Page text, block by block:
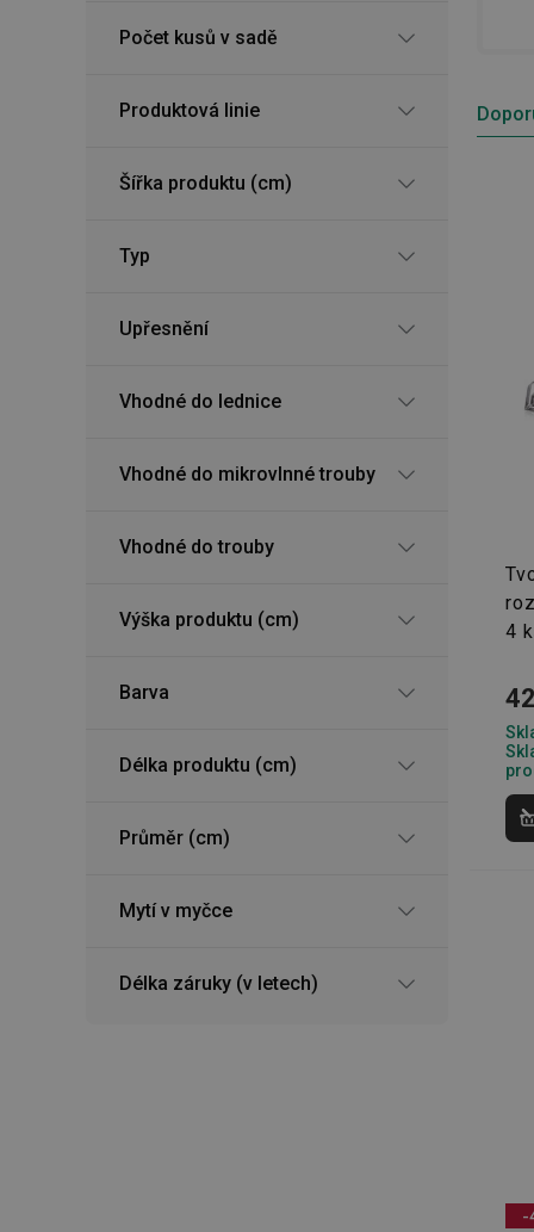
Počet kusů v sadě
Produktová linie
Šířka produktu (cm)
Typ
Upřesnění
Vhodné do lednice
Vhodné do mikrovlnné trouby
Vhodné do trouby
Výška produktu (cm)
Barva
Délka produktu (cm)
Průměr (cm)
Mytí v myčce
Délka záruky (v letech)
4
-